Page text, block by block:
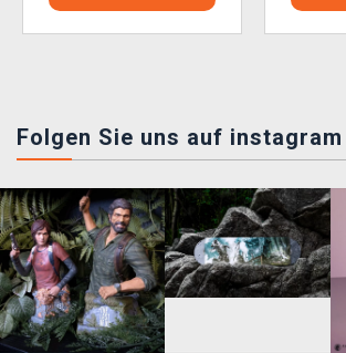
Folgen Sie uns auf instagram